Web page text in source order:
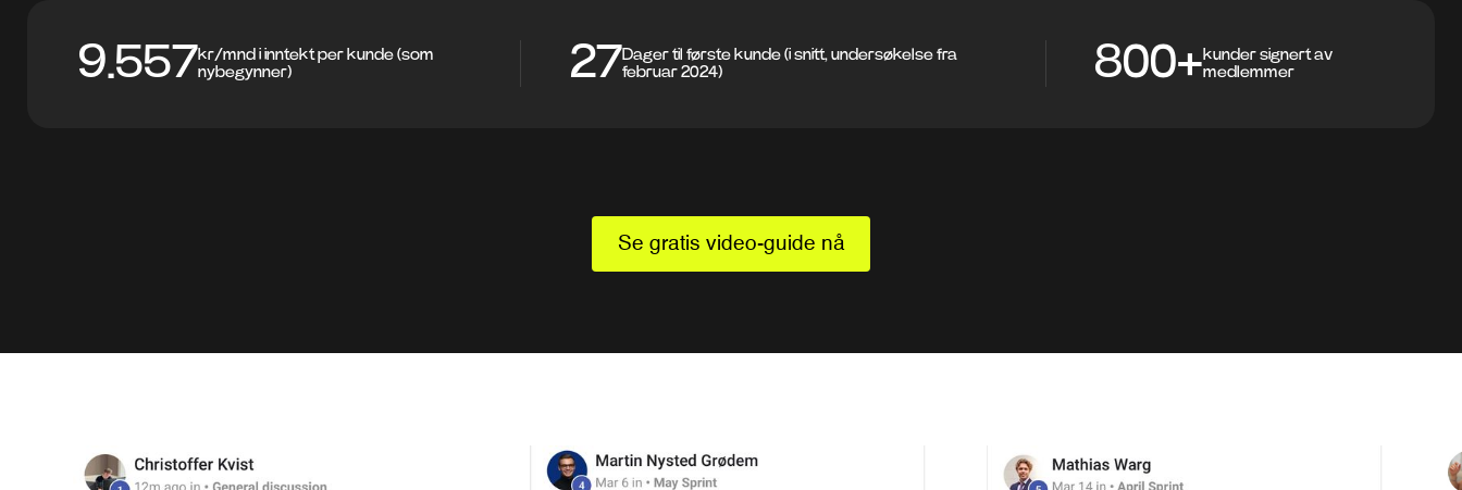
9.557kr/mnd i inntekt per kunde (som
nybegynner)
27Dager til første kunde (i snitt, undersøkelse fra
februar 2024)
800+kunder signert av
medlemmer
Se gratis video-guide nå